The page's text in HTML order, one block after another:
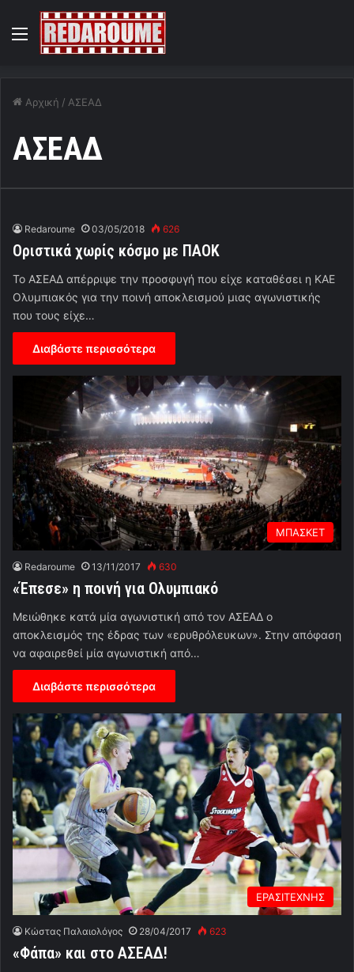
Menu
Αρχική / ΑΣΕΑΔ
ΑΣΕΑΔ
Redaroume 03/05/2018 626
Οριστικά χωρίς κόσμο με ΠΑΟΚ
Το ΑΣΕΑΔ απέρριψε την προσφυγή που είχε καταθέσει η ΚΑΕ
Ολυμπιακός για την ποινή αποκλεισμού μιας αγωνιστικής
που τους είχε…
Διαβάστε περισσότερα
ΜΠΑΣΚΕΤ
Redaroume 13/11/2017 630
«Έπεσε» η ποινή για Ολυμπιακό
Μειώθηκε κατά μία αγωνιστική από τον ΑΣΕΑΔ ο
αποκλεισμός της έδρας των «ερυθρόλευκων». Στην απόφαση
να αφαιρεθεί μία αγωνιστική από…
Διαβάστε περισσότερα
ΕΡΑΣΙΤΕΧΝΗΣ
Κώστας Παλαιολόγος 28/04/2017 623
«Φάπα» και στο ΑΣΕΑΔ!